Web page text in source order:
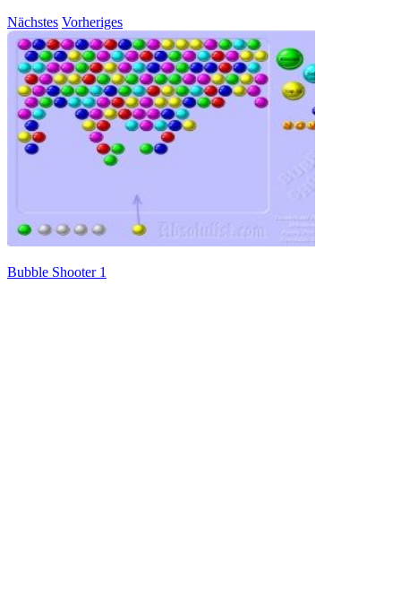
Nächstes Vorheriges
Bubble Shooter 1